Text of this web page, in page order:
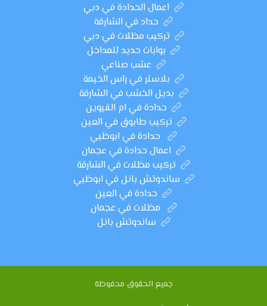
اعمال الحدادة في دبي
حداد في الشارقة
تركيب مظلات في دبي
بوابات حديد للمداخل
عشب صناعي
بلاستر في راس الخيمة
بديل الخشب في الشارقة
حدادة في ام القيوين
تركيب طابوق في العين
حدادة في ابوظبي
اعمال حدادة في عجمان
تركيب مظلات في الشارقة
ساندوتش بانل في ابوظبي
حدادة في العين
مظلات في عجمان
ساندوتش بانل
جميع الحقوق محفوظة